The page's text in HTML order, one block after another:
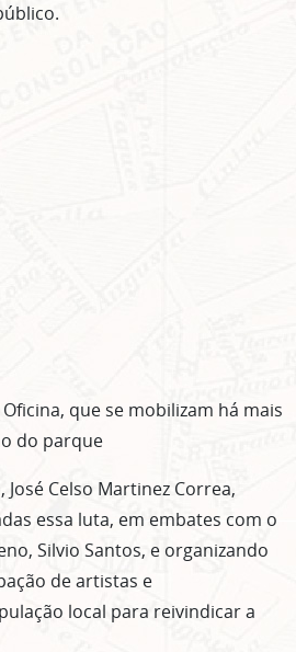
que se mobilizam há mais
do parque
Celso Martinez Correa,
essa luta, em embates com o
Silvio Santos, e organizando
de artistas e
local para reivindicar a